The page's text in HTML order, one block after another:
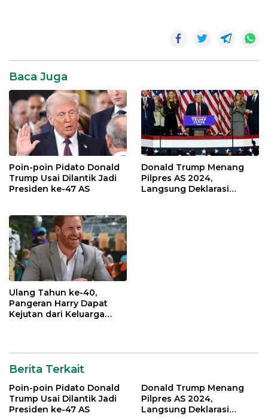
Baca Juga
Poin-poin Pidato Donald
Trump Usai Dilantik Jadi
Presiden ke-47 AS
Donald Trump Menang
Pilpres AS 2024,
Langsung Deklarasi
Ulang Tahun ke-40,
Pangeran Harry Dapat
Kejutan dari Keluarga
Berita Terkait
Poin-poin Pidato Donald
Trump Usai Dilantik Jadi
Presiden ke-47 AS
Donald Trump Menang
Pilpres AS 2024,
Langsung Deklarasi